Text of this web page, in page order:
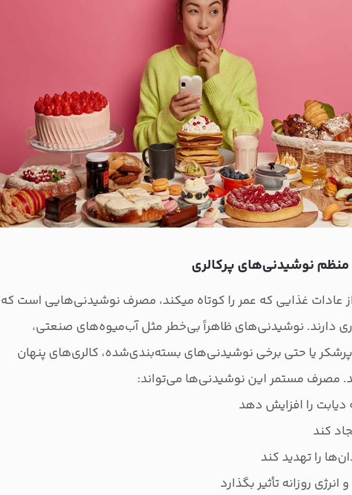
عادات غذایی که عمر را کوتاه میکند، مصرف نوشیدنی‌هایی است که
دارند. نوشیدنی‌های ظاهراً بی‌خطر مثل آب‌میوه‌های صنعتی،
یا حتی برخی نوشیدنی‌های بسته‌بندی‌شده، کالری‌های پنهان
مصرف مستمر این نوشیدنی‌ها می‌تواند:
دیابت را افزایش دهد
کند
را تهدید کند
روزانه تأثیر بگذارد